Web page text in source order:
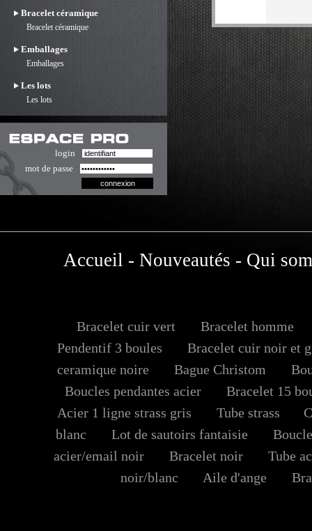
Bracelet céramique
Bracelet céramique
Emballages
Emballages
Les lots
Les lots
login
mot de passe
Accueil - Nouveautés - Qui
Bracelet cuir vert Bracelet homme
Pendentif 3 boules
Bracelet cuir noir et
ceramique noire
Bague Christom
Boucles pendantes acier
Bracelet 15
Acier 1 ligne strass gris
Tube strass
blanc
Lot de sautoirs fantaisie
acier/email noir
Bracelet noir
Tube
noir/blanc
Aile d'ange